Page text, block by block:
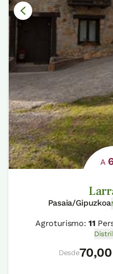
A
Pasaia/Gipuzkoa
Agroturismo:11
Desde